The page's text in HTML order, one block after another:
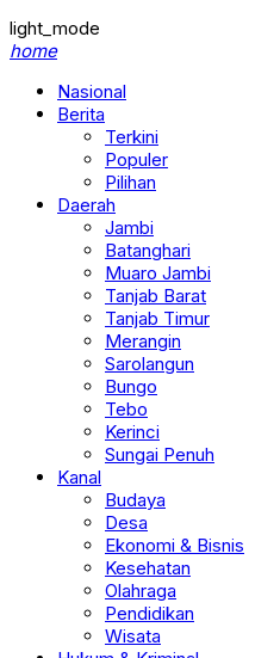
light_mode
home
Nasional
Berita
Terkini
Populer
Pilihan
Daerah
Jambi
Batanghari
Muaro Jambi
Tanjab Barat
Tanjab Timur
Merangin
Sarolangun
Bungo
Tebo
Kerinci
Sungai Penuh
Kanal
Budaya
Desa
Ekonomi & Bisnis
Kesehatan
Olahraga
Pendidikan
Wisata